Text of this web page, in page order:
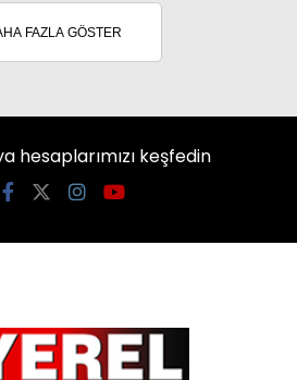
FAZLA GÖSTER
hesaplarımızı keşfedin